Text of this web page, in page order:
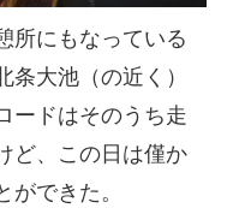
所にもなっている
条大池（の近く）
ードはそのうち走
ど、この日は僅か
できた。